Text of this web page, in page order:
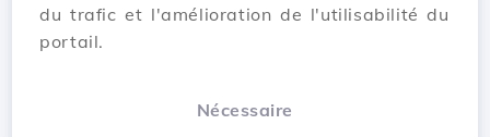
du trafic et l'amélioration de l'utilisabilité du
portail.
Nécessaire